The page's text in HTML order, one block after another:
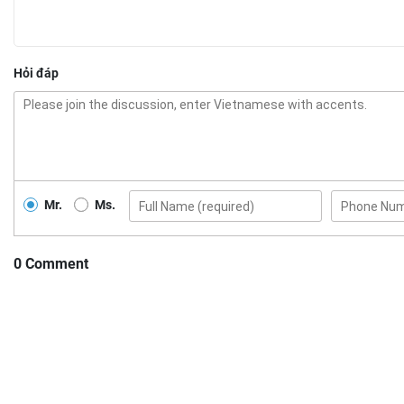
Hỏi đáp
Mr. Ms.
0 Comment